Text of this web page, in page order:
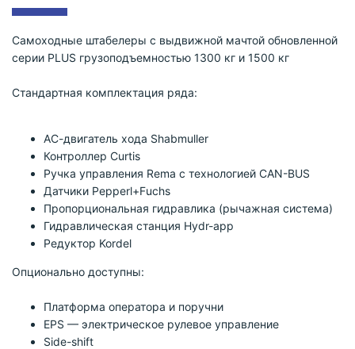
Самоходные штабелеры c выдвижной мачтой обновленной
серии PLUS грузоподъемностью 1300 кг и 1500 кг
Cтандартная комплектация ряда:
АС-двигатель хода Shabmuller
Контроллер Curtis
Ручка управления Rema с технологией CAN-BUS
Датчики Pepperl+Fuchs
Пропорциональная гидравлика (рычажная система)
Гидравлическая станция Hydr-app
Редуктор Kordel
Опционально доступны:
Платформа оператора и поручни
EPS — электрическое рулевое управление
Side-shift